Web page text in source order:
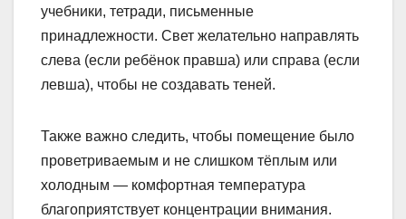
учебники, тетради, письменные
принадлежности. Свет желательно направлять
слева (если ребёнок правша) или справа (если
левша), чтобы не создавать теней.
Также важно следить, чтобы помещение было
проветриваемым и не слишком тёплым или
холодным — комфортная температура
благоприятствует концентрации внимания.